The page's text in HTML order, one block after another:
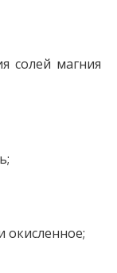
солей магния
окисленное;